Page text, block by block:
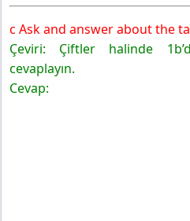
c Ask and answer about the
Çeviri: Çiftler halinde
cevaplayın.
Cevap: